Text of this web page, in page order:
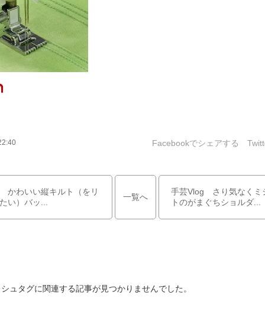
Facebookでシェアする
かわいい縦キルト（をリ
い）バッ...
手芸Vlog さり気なくミ
トのがまぐちショルダ...
一覧へ
ュタグに関連する記事が見つかりませんでした。